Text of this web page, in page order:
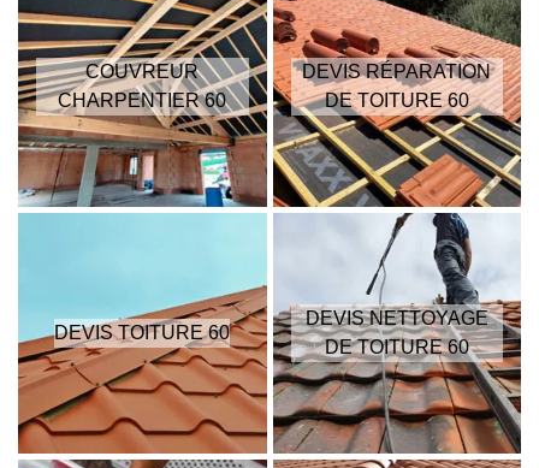
COUVREUR
CHARPENTIER 60
DEVIS RÉPARATION
DE TOITURE 60
DEVIS TOITURE 60
DEVIS NETTOYAGE
DE TOITURE 60